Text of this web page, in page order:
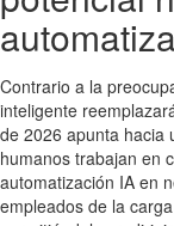
Contrario a la
inteligente
de 2026 apunta hacia
humanos trabajan en
automatización IA en
empleados de la